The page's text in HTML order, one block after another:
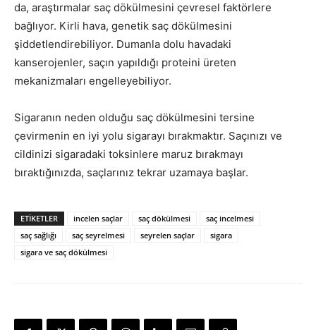
da, araştırmalar saç dökülmesini çevresel faktörlere
bağlıyor. Kirli hava, genetik saç dökülmesini
şiddetlendirebiliyor. Dumanla dolu havadaki
kanserojenler, saçın yapıldığı proteini üreten
mekanizmaları engelleyebiliyor.
Sigaranın neden olduğu saç dökülmesini tersine
çevirmenin en iyi yolu sigarayı bırakmaktır. Saçınızı ve
cildinizi sigaradaki toksinlere maruz bırakmayı
bıraktığınızda, saçlarınız tekrar uzamaya başlar.
ETIKETLER incelen saçlar saç dökülmesi
saç incelmesi
saç sağlığı
saç seyrelmesi seyrelen saçlar
sigara
sigara ve saç dökülmesi